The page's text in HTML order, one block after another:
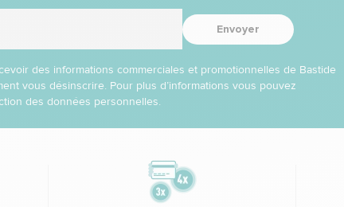
Envoyer
des informations commerciales et promotionnelles de Bastide
vous désinscrire. Pour plus d’informations vous pouvez
des données personnelles.